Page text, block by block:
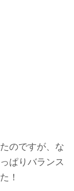
のですが、な
ぱりバランス
！